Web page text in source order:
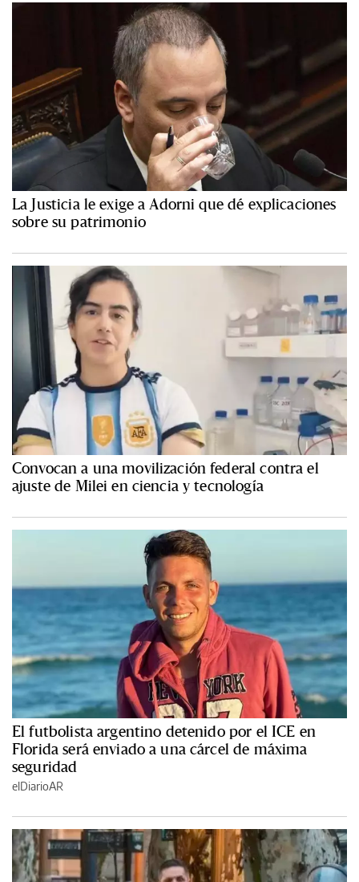
La Justicia le exige a Adorni que dé explicaciones
sobre su patrimonio
Convocan a una movilización federal contra el
ajuste de Milei en ciencia y tecnología
El futbolista argentino detenido por el ICE en
Florida será enviado a una cárcel de máxima
seguridad
elDiarioAR